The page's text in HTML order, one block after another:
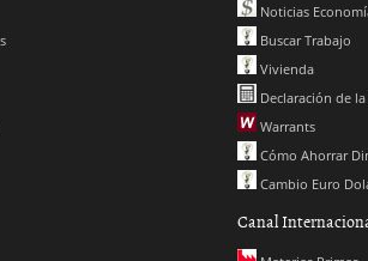
Noticias
Buscar Trabajo
Vivienda
Declaración de
Warrants
Cómo Ahorrar
Cambio Euro
Canal